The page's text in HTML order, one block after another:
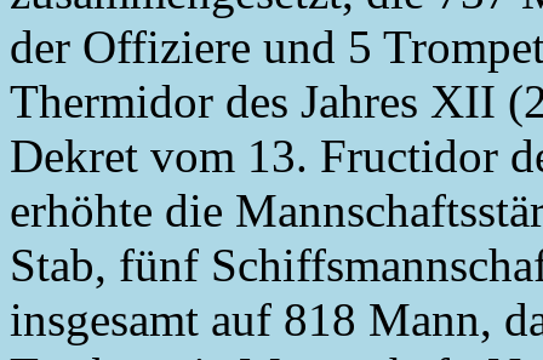
der Offiziere und 5
Thermidor des Jahres XII
Dekret vom 13. Fructidor
erhöhte die
Stab, fünf
insgesamt auf 818 Mann,